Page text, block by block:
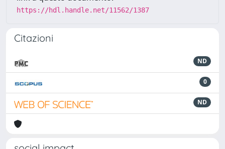
https://hdl.handle.net/11562/1387
Citazioni
ND
0
ND